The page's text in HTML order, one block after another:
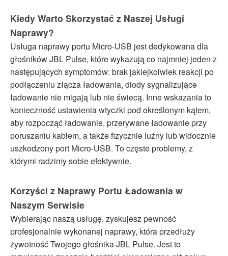
Kiedy Warto Skorzystać z Naszej Usługi
Naprawy?
Usługa naprawy portu Micro-USB jest dedykowana dla
głośników JBL Pulse, które wykazują co najmniej jeden z
następujących symptomów: brak jakiejkolwiek reakcji po
podłączeniu złącza ładowania, diody sygnalizujące
ładowanie nie migają lub nie świecą. Inne wskazania to
konieczność ustawienia wtyczki pod określonym kątem,
aby rozpocząć ładowanie, przerywane ładowanie przy
poruszaniu kablem, a także fizycznie luźny lub widocznie
uszkodzony port Micro-USB. To częste problemy, z
którymi radzimy sobie efektywnie.
Korzyści z Naprawy Portu Ładowania w
Naszym Serwisie
Wybierając naszą usługę, zyskujesz pewność
profesjonalnie wykonanej naprawy, która przedłuży
żywotność Twojego głośnika JBL Pulse. Jest to